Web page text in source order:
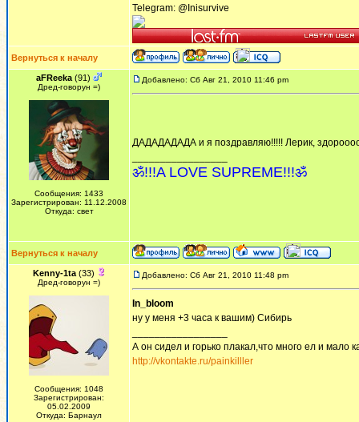
Telegram: @Inisurvive
Вернуться к началу
aFReeka (91)
Дред-говорун =)
Сообщения: 1433
Зарегистрирован: 11.12.2008
Откуда: свет
Добавлено: Сб Авг 21, 2010 11:46 pm
ДАДАДАДАДА и я поздравляю!!!!! Лерик,
ॐ!!!A LOVE SUPREME!!!ॐ
Вернуться к началу
Kenny-1ta(33)
Дред-говорун =)
Сообщения: 1048
Зарегистрирован:
05.02.2009
Откуда: Барнаул
Добавлено: Сб Авг 21, 2010 11:48 pm
In_bloom
ну у меня +3 часа к вашим) Сибирь
А он сидел и горько плакал,что много ел и мало
http://vkontakte.ru/painkilller